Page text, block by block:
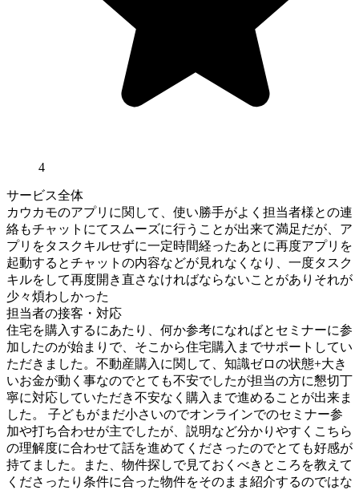
4
サービス全体
カウカモのアプリに関して、使い勝手がよく担当者様との連
絡もチャットにてスムーズに行うことが出来て満足だが、ア
プリをタスクキルせずに一定時間経ったあとに再度アプリを
起動するとチャットの内容などが見れなくなり、一度タスク
キルをして再度開き直さなければならないことがありそれが
少々煩わしかった
担当者の接客・対応
住宅を購入するにあたり、何か参考になればとセミナーに参
加したのが始まりで、そこから住宅購入までサポートしてい
ただきました。不動産購入に関して、知識ゼロの状態+大き
いお金が動く事なのでとても不安でしたが担当の方に懇切丁
寧に対応していただき不安なく購入まで進めることが出来ま
した。 子どもがまだ小さいのでオンラインでのセミナー参
加や打ち合わせが主でしたが、説明など分かりやすくこちら
の理解度に合わせて話を進めてくださったのでとても好感が
持てました。また、物件探しで見ておくべきところを教えて
くださったり条件に合った物件をそのまま紹介するのではな